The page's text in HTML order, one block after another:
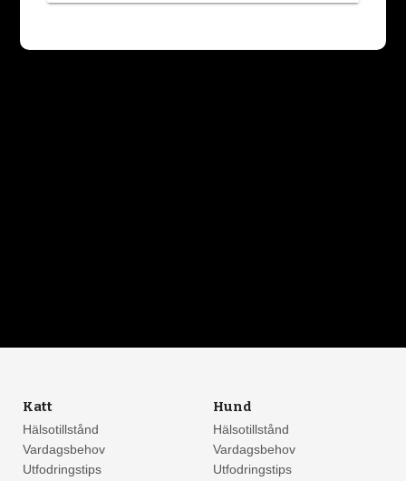
Katt
Hälsotillstånd
Vardagsbehov
Utfodringstips
Hund
Hälsotillstånd
Vardagsbehov
Utfodringstips